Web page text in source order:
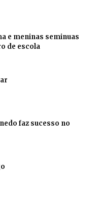
e meninas seminuas
de escola
faz sucesso no